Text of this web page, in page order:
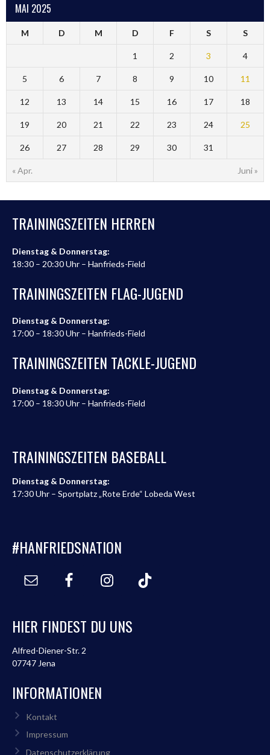
MAI 2025
M D M D F S S
« Apr. Juni »
1 2 3 4
5 6 7 8 9 10 11
12 13 14 15 16 17 18
19 20 21 22 23 24 25
26 27 28 29 30 31
TRAININGSZEITEN HERREN
Dienstag & Donnerstag:
18:30 – 20:30 Uhr – Hanfrieds-Field
TRAININGSZEITEN FLAG-JUGEND
Dienstag & Donnerstag:
17:00 – 18:30 Uhr – Hanfrieds-Field
TRAININGSZEITEN TACKLE-JUGEND
Dienstag & Donnerstag:
17:00 – 18:30 Uhr – Hanfrieds-Field
TRAININGSZEITEN BASEBALL
Dienstag & Donnerstag:
17:30 Uhr – Sportplatz „Rote Erde“ Lobeda West
#HANFRIEDSNATION
HIER FINDEST DU UNS
Alfred-Diener-Str. 2
07747 Jena
INFORMATIONEN
Kontakt
Impressum
Datenschutzerklärung